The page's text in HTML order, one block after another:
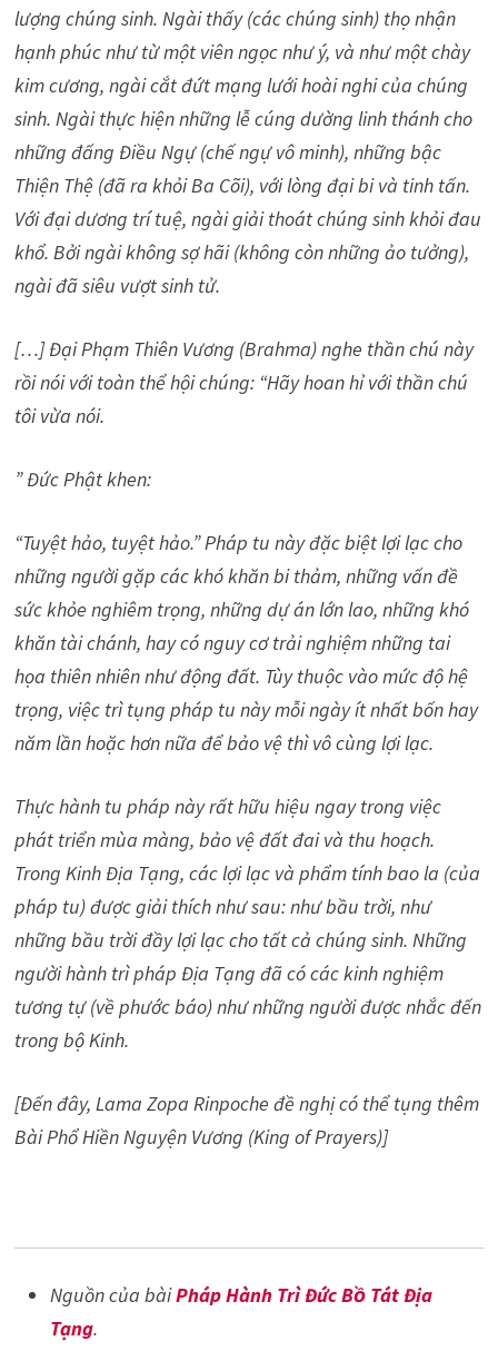
lượng chúng sinh. Ngài thấy (các chúng sinh) thọ nhận
hạnh phúc như từ một viên ngọc như ý, và như một chày
kim cương, ngài cắt đứt mạng lưới hoài nghi của chúng
sinh. Ngài thực hiện những lễ cúng dường linh thánh cho
những đấng Điều Ngự (chế ngự vô minh), những bậc
Thiện Thệ (đã ra khỏi Ba Cõi), với lòng đại bi và tinh tấn.
Với đại dương trí tuệ, ngài giải thoát chúng sinh khỏi đau
khổ. Bởi ngài không sợ hãi (không còn những ảo tưởng),
ngài đã siêu vượt sinh tử.
[…] Đại Phạm Thiên Vương (Brahma) nghe thần chú này
rồi nói với toàn thể hội chúng: “Hãy hoan hỉ với thần chú
tôi vừa nói.
” Đức Phật khen:
“Tuyệt hảo, tuyệt hảo.” Pháp tu này đặc biệt lợi lạc cho
những người gặp các khó khăn bi thảm, những vấn đề
sức khỏe nghiêm trọng, những dự án lớn lao, những khó
khăn tài chánh, hay có nguy cơ trải nghiệm những tai
họa thiên nhiên như động đất. Tùy thuộc vào mức độ hệ
trọng, việc trì tụng pháp tu này mỗi ngày ít nhất bốn hay
năm lần hoặc hơn nữa để bảo vệ thì vô cùng lợi lạc.
Thực hành tu pháp này rất hữu hiệu ngay trong việc
phát triển mùa màng, bảo vệ đất đai và thu hoạch.
Trong Kinh Địa Tạng, các lợi lạc và phẩm tính bao la (của
pháp tu) được giải thích như sau: như bầu trời, như
những bầu trời đầy lợi lạc cho tất cả chúng sinh. Những
người hành trì pháp Địa Tạng đã có các kinh nghiệm
tương tự (về phước báo) như những người được nhắc đến
trong bộ Kinh.
[Đến đây, Lama Zopa Rinpoche đề nghị có thể tụng thêm
Bài Phổ Hiền Nguyện Vương (King of Prayers)]
Nguồn của bàiPháp Hành Trì Đức Bồ Tát Địa
Tạng.